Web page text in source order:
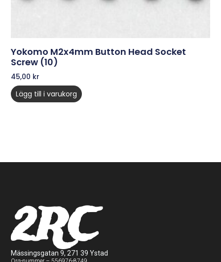
Yokomo M2x4mm Button Head Socket
Screw (10)
45,00 kr
Lägg till i varukorg
2RC
Mässingsgatan 9, 271 39 Ystad